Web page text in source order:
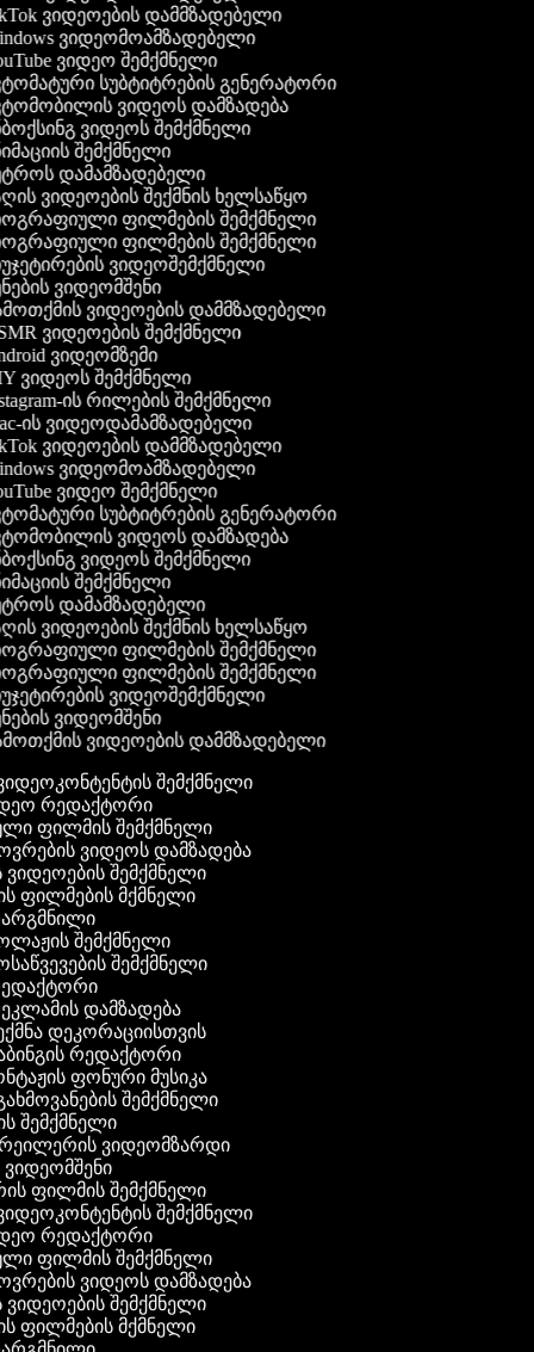
ვიდეოების დამმზადებელი
ვიდეომოამზადებელი
ვიდეო შემქმნელი
სუბტიტრების გენერატორი
ვიდეოს დამზადება
ვიდეოს შემქმნელი
შემქმნელი
დამამზადებელი
ვიდეოების შექმნის ხელსაწყო
ფილმების შემქმნელი
ფილმების შემქმნელი
ვიდეოშემქმნელი
ვიდეომშენი
ვიდეოების დამმზადებელი
ვიდეოების შემქმნელი
ვიდეომზემი
ვიდეოს შემქმნელი
ის რილების შემქმნელი
ის ვიდეოდამამზადებელი
ვიდეოების დამმზადებელი
ვიდეომოამზადებელი
ვიდეო შემქმნელი
სუბტიტრების გენერატორი
ვიდეოს დამზადება
ვიდეოს შემქმნელი
შემქმნელი
დამამზადებელი
ვიდეოების შექმნის ხელსაწყო
ფილმების შემქმნელი
ფილმების შემქმნელი
ვიდეოშემქმნელი
ვიდეომშენი
ვიდეოების დამმზადებელი
ვიდეოკონტენტის შემქმნელი
რედაქტორი
ფილმის შემქმნელი
ვიდეოს დამზადება
ვიდეოების შემქმნელი
ფილმების მქმნელი
შემქმნელი
შემქმნელი
დამზადება
დეკორაციისთვის
რედაქტორი
ფონური მუსიკა
შემქმნელი
შემქმნელი
ვიდეომზარდი
ვიდეომშენი
ფილმის შემქმნელი
ვიდეოკონტენტის შემქმნელი
რედაქტორი
ფილმის შემქმნელი
ვიდეოს დამზადება
ვიდეოების შემქმნელი
ფილმების მქმნელი